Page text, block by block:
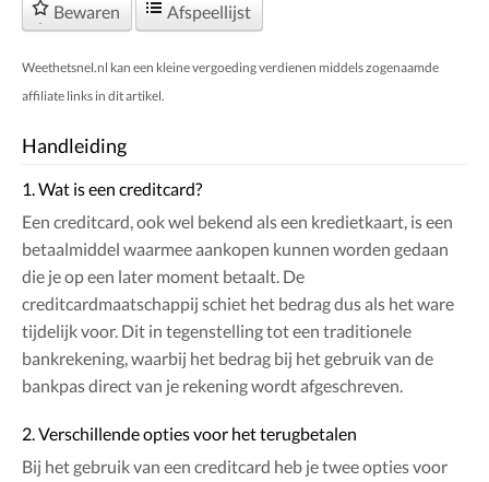
Bewaren Afspeellijst
Weethetsnel.nl kan een kleine vergoeding verdienen middels zogenaamde
affiliate links in dit artikel.
Handleiding
1. Wat is een creditcard?
Een creditcard, ook wel bekend als een kredietkaart, is een
betaalmiddel waarmee aankopen kunnen worden gedaan
die je op een later moment betaalt. De
creditcardmaatschappij schiet het bedrag dus als het ware
tijdelijk voor. Dit in tegenstelling tot een traditionele
bankrekening, waarbij het bedrag bij het gebruik van de
bankpas direct van je rekening wordt afgeschreven.
2. Verschillende opties voor het terugbetalen
Bij het gebruik van een creditcard heb je twee opties voor